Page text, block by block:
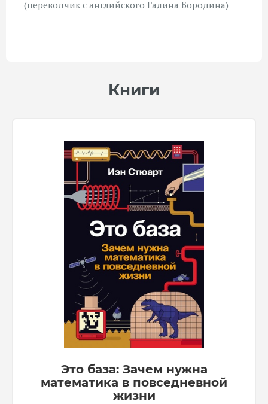
(переводчик с английского Галина Бородина)
Книги
Это база: Зачем нужна
математика в повседневной
жизни